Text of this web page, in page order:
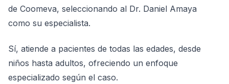
de Coomeva, seleccionando al Dr. Daniel Amaya
como su especialista.
Sí, atiende a pacientes de todas las edades, desde
niños hasta adultos, ofreciendo un enfoque
especializado según el caso.